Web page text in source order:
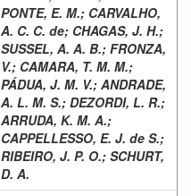
PONTE, E. M.; CARVALHO,
A. C. C. de; CHAGAS, J. H.;
SUSSEL, A. A. B.; FRONZA,
V.; CAMARA, T. M. M.;
PÁDUA, J. M. V.; ANDRADE,
A. L. M. S.; DEZORDI, L. R.;
ARRUDA, K. M. A.;
CAPPELLESSO, E. J. de S.;
RIBEIRO, J. P. O.; SCHURT,
D. A.